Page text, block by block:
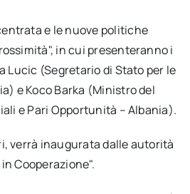
e le nuove politiche
in cui presenteranno i
Lucic (Segretario di Stato per le
e Koco Barka (Ministro del
e Pari Opportunità – Albania).
verrà inaugurata dalle autorità
Cooperazione".